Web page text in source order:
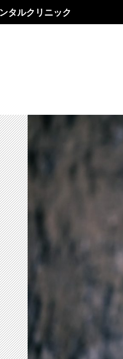
タルクリニック